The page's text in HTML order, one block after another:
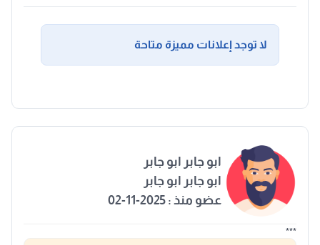
لا توجد إعلانات مميزة متاحة
ابو جابر ابو جابر
ابو جابر ابو جابر
عضو منذ : 2025-11-02
***